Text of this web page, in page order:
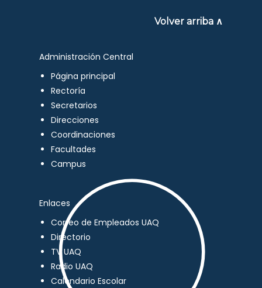
Volver arriba ∧
Administración Central
Página principal
Rectoría
Secretarios
Direcciones
Coordinaciones
Facultades
Campus
Enlaces
Correo de Empleados UAQ
Directorio
TV UAQ
Radio UAQ
Calendario Escolar